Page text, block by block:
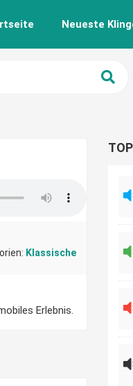
Neueste
Klassische
Erlebnis.